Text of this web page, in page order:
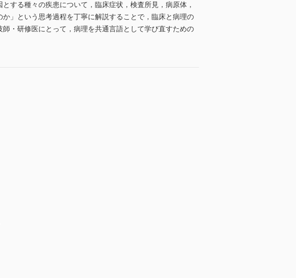
する種々の疾患について，臨床症状，検査所見，病原体，
」という思考過程を丁寧に解説することで，臨床と病理の
・研修医にとって，病理を共通言語として学び直すための